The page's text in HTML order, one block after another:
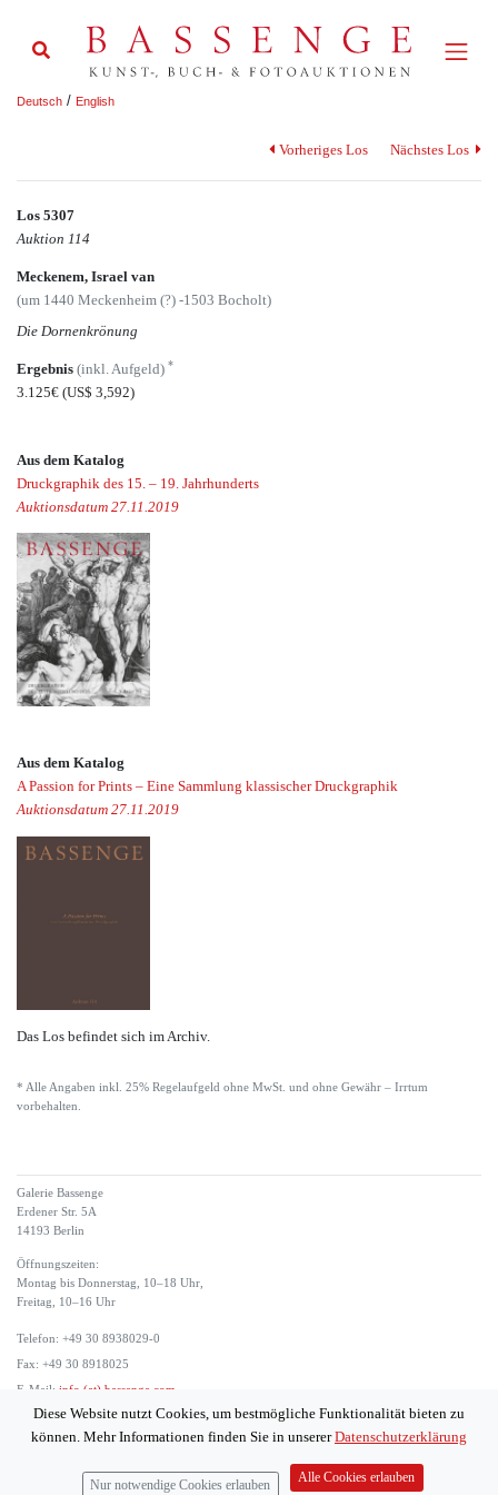
Deutsch / English
Vorheriges Los Nächstes Los
Los 5307
Auktion 114
Meckenem, Israel van
(um 1440 Meckenheim (?) -1503 Bocholt)
Die Dornenkrönung
Ergebnis (inkl. Aufgeld) *
3.125€ (US$ 3,592)
Aus dem Katalog
Druckgraphik des 15. – 19. Jahrhunderts
Auktionsdatum 27.11.2019
Aus dem Katalog
A Passion for Prints – Eine Sammlung klassischer Druckgraphik
Auktionsdatum 27.11.2019
Das Los befindet sich im Archiv.
* Alle Angaben inkl. 25% Regelaufgeld ohne MwSt. und ohne Gewähr – Irrtum
vorbehalten.
Galerie Bassenge
Erdener Str. 5A
14193 Berlin
Öffnungszeiten:
Montag bis Donnerstag, 10–18 Uhr,
Freitag, 10–16 Uhr
Telefon: +49 30 8938029-0
Fax: +49 30 8918025
E-Mail: info (at) bassenge.com
Diese Website nutzt Cookies, um bestmögliche Funktionalität bieten zu
können. Mehr Informationen finden Sie in unsererDatenschutzerklärung
Nur notwendige Cookies erlauben
Alle Cookies erlauben